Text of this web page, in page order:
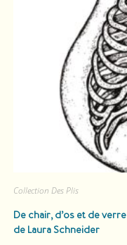
Collection Des Plis
De chair, d’os et de verre
de Laura Schneider